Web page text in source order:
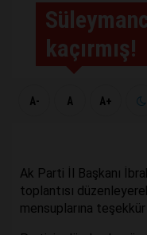
kaçırmış!
A- A A+
Ak Parti İl Başkanı
toplantısı
mensuplarına